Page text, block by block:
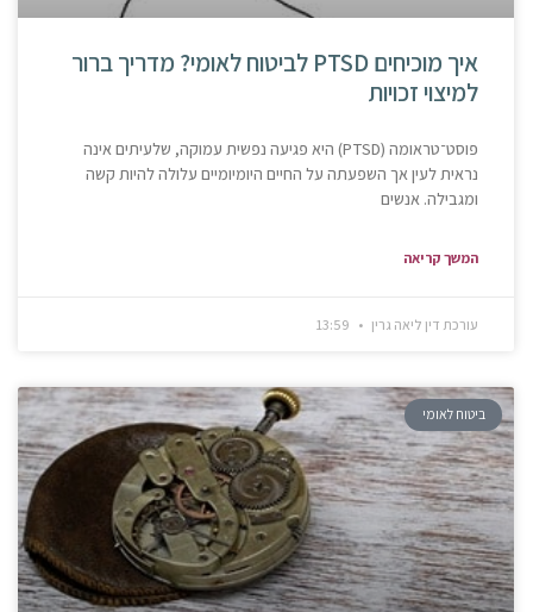
איך מוכיחים PTSD לביטוח לאומי? מדריך ברור
למיצוי זכויות
פוסט־טראומה (PTSD) היא פגיעה נפשית עמוקה, שלעיתים אינה
נראית לעין אך השפעתה על החיים היומיומיים עלולה להיות קשה
ומגבילה. אנשים
המשך קריאה
עורכת דין ליאה גרין
ביטוח לאומי